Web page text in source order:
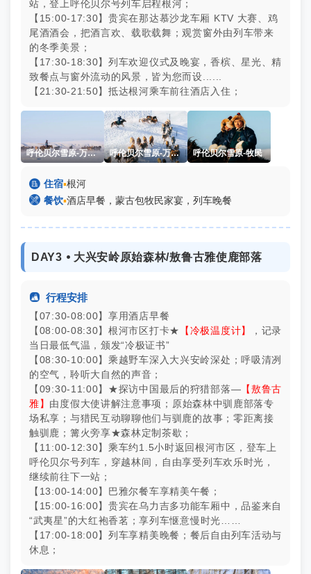
站，登上呼伦贝尔号列车启程根河；
【15:00-17:30】贵宾在那达慕沙龙车厢 KTV 大赛、鸡
尾酒酒会，把酒言欢、载歌载舞；观赏窗外由列车带来
的冬季美景；
【17:30-18:30】列车欢迎仪式及晚宴，香槟、星光、精
致餐点与窗外流动的风景，皆为您而设......
【21:30-21:50】抵达根河乘车前往酒店入住；
呼伦贝尔雪原-万马奔腾 呼伦贝尔雪原-万马奔腾 呼伦贝尔雪原-牧民
 住宿▪根河
 餐饮▪酒店早餐，蒙古包牧民家宴，列车晚餐
DAY3 ⦁ 大兴安岭原始森林/敖鲁古雅使鹿部落
 行程安排
【07:30-08:00】享用酒店早餐
【08:00-08:30】根河市区打卡★
【冷极温度计】
，记录
当日最低气温，颁发“冷极证书”
【08:30-10:00】乘越野车深入大兴安岭深处；呼吸清冽
的空气，聆听大自然的声音；
【09:30-11:00】★探访中国最后的狩猎部落— 【敖鲁古
雅】 由度假大使讲解注意事项；原始森林中驯鹿部落专
场私享；与猎民互动聊聊他们与驯鹿的故事；零距离接
触驯鹿；篝火旁享★森林定制茶歇；
【11:00-12:30】乘车约1.5小时返回根河市区，登车上
呼伦贝尔号列车，穿越林间，自由享受列车欢乐时光，
继续前往下一站；
【13:00-14:00】巴雅尔餐车享精美午餐；
【15:00-16:00】贵宾在乌力吉多功能车厢中，品鉴来自
“武夷星”的大红袍香茗；享列车惬意慢时光……
【17:00-18:00】列车享精美晚餐；餐后自由列车活动与
休息；